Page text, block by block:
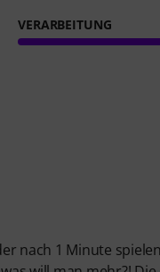
VERARBEITUNG
nach 1 Minute